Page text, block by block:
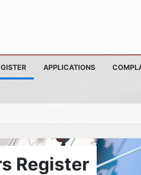
APPLICATIONS
Register